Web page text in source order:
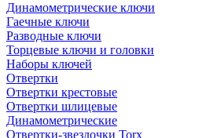
Динамометрические ключи
Гаечные ключи
Разводные ключи
Торцевые ключи и головки
Наборы ключей
Отвертки
Отвертки крестовые
Отвертки шлицевые
Динамометрические
Отвертки-звездочки Torx